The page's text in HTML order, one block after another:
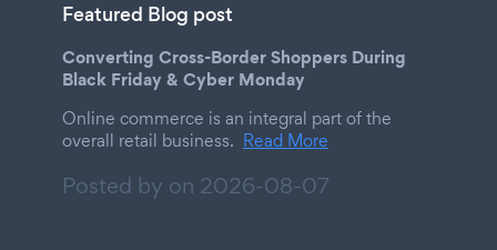
Featured Blog post
Converting Cross-Border Shoppers During
Black Friday & Cyber Monday
Online commerce is an integral part of the
overall retail business. Read More
Posted by on 2026-08-07